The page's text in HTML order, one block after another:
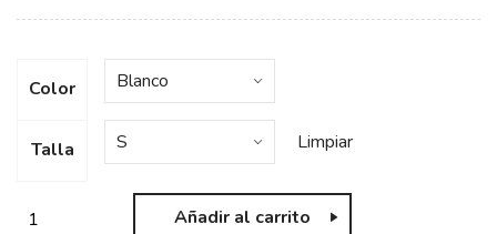
Color
Talla Limpiar
Añadir al carrito